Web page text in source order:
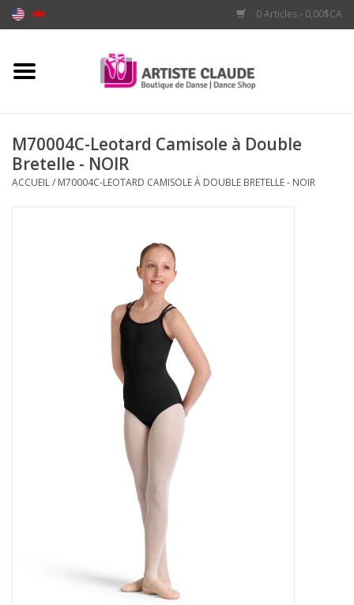
0 Articles - 0,00$CA
Accueil
Vêtements
M70004C-Leotard Camisole à Double
Bretelle - NOIR
ACCUEIL/ M70004C-LEOTARD CAMISOLE À DOUBLE BRETELLE - NOIR